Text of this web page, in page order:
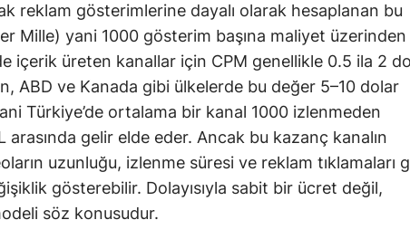
reklam gösterimlerine dayalı olarak hesaplanan bu
Mille) yani 1000 gösterim başına maliyet üzerinden
içerik üreten kanallar için CPM genellikle 0.5 ila 2
ABD ve Kanada gibi ülkelerde bu değer 5–10 dolar
Türkiye’de ortalama bir kanal 1000 izlenmeden
arasında gelir elde eder. Ancak bu kazanç kanalın
uzunluğu, izlenme süresi ve reklam tıklamaları
gösterebilir. Dolayısıyla sabit bir ücret değil,
söz konusudur.